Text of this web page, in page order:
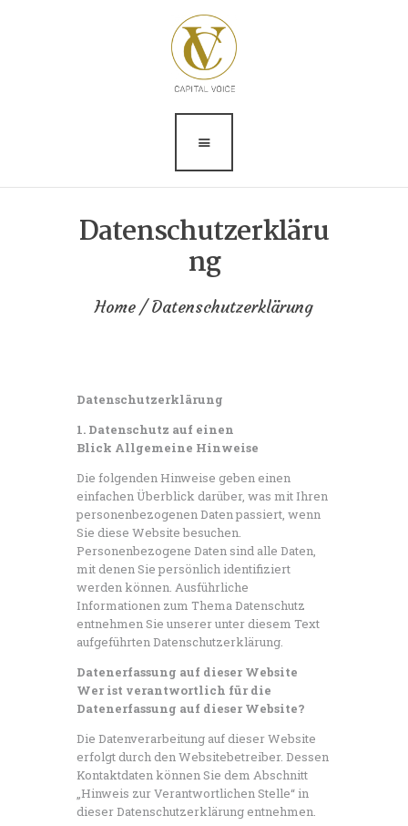
Datenschutzerkläru
ng
Home Datenschutzerklärung
Über Mich
Kinesiologie
Logopädie
Deutsch als
Fremdsprache
Stimm- und
Sprechcoaching
Datenschutzerklärung
1. Datenschutz auf einen
Blick Allgemeine Hinweise
Die folgenden Hinweise geben einen
einfachen Überblick darüber, was mit Ihren
personenbezogenen Daten passiert, wenn
Sie diese Website besuchen.
Personenbezogene Daten sind alle Daten,
mit denen Sie persönlich identifiziert
werden können. Ausführliche
Informationen zum Thema Datenschutz
entnehmen Sie unserer unter diesem Text
aufgeführten Datenschutzerklärung.
Datenerfassung auf dieser Website
Wer ist verantwortlich für die
Datenerfassung auf dieser Website?
Die Datenverarbeitung auf dieser Website
erfolgt durch den Websitebetreiber. Dessen
Kontaktdaten können Sie dem Abschnitt
„Hinweis zur Verantwortlichen Stelle“ in
dieser Datenschutzerklärung entnehmen.